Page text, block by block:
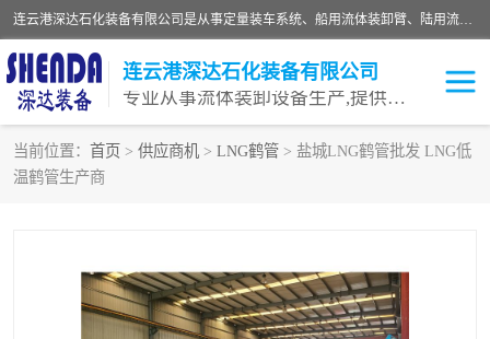
连云港深达石化装备有限公司是从事定量装车系统、船用流体装卸臂、陆用流体装卸臂（鹤管）、活动梯、钢构平台等全系列流体装卸设备的设计、制造、销售以及服务的专业供应商。公司始终以客户为中心，密切跟踪国内外油气储运及装卸设备先进技术的发展，以先进的技术、优质的产品、一流的服务，满足客户需求。
连云港深达石化装备有限公司
专业从事流体装卸设备生产,提供全面解决方案，生产与定制服务
当前位置： 首页 > 供应商机 > LNG鹤管 > 盐城LNG鹤管批发 LNG低
温鹤管生产商
鹤管
液氨装鹤管 潜油泵鹤管